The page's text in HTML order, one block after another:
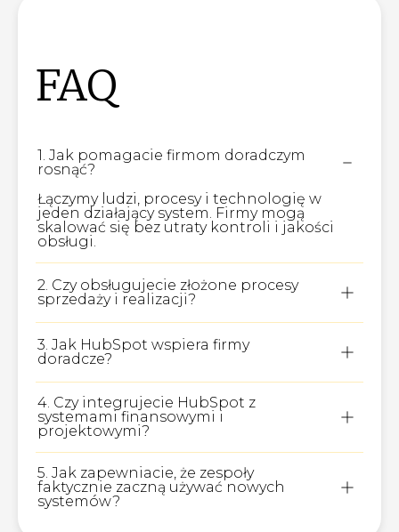
FAQ
1. Jak pomagacie firmom doradczym
rosnąć?
Łączymy ludzi, procesy i technologię w
jeden działający system. Firmy mogą
skalować się bez utraty kontroli i jakości
obsługi.
2. Czy obsługujecie złożone procesy
sprzedaży i realizacji?
Tak. Projektujemy i wdrażamy pełne ścieżki:
marketing, sprzedaż, onboarding, delivery i
zarządzanie relacją z klientem.
3. Jak HubSpot wspiera firmy
doradcze?
HubSpot staje się centralnym systemem:
dane, workflow, raportowanie i widoczność
klienta w jednym miejscu.
4. Czy integrujecie HubSpot z
systemami finansowymi i
projektowymi?
Tak. Realizujemy złożone integracje z ERP,
systemami do zarządzania projektami i
narzędziami wewnętrznymi.
5. Jak zapewniacie, że zespoły
faktycznie zaczną używać nowych
systemów?